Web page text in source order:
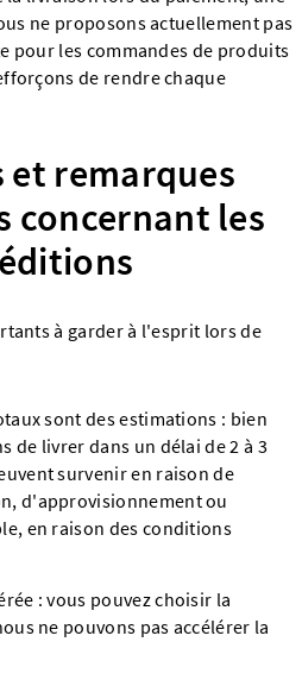
ne proposons actuellement pas
pour les commandes de produits
de rendre chaque
remarques
concernant les
à garder à l'esprit lors de
sont des estimations : bien
de livrer dans un délai de 2 à 3
survenir en raison de
d'approvisionnement ou
en raison des conditions
: vous pouvez choisir la
ne pouvons pas accélérer la